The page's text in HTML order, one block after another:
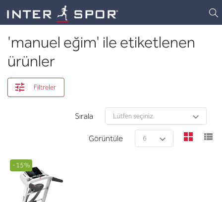
'manuel eğim' ile etiketlenen
ürünler
Filtreler
Sırala
Görüntüle
-15%